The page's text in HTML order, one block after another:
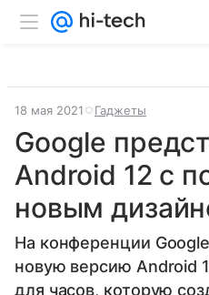
18 мая 2021 Гаджеты
Google
Android 12 с
новым
На конференции
новую версию Android
для часов, которую